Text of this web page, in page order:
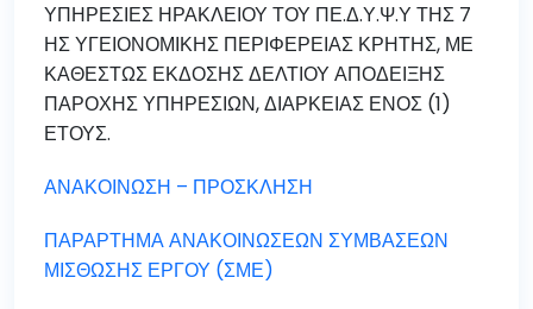
ΥΠΗΡΕΣΙΕΣ ΗΡΑΚΛΕΙΟΥ ΤΟΥ ΠΕ.Δ.Υ.Ψ.Υ ΤΗΣ 7
ΗΣ ΥΓΕΙΟΝΟΜΙΚΗΣ ΠΕΡΙΦΕΡΕΙΑΣ ΚΡΗΤΗΣ, ΜΕ
ΚΑΘΕΣΤΩΣ ΕΚΔΟΣΗΣ ΔΕΛΤΙΟΥ ΑΠΟΔΕΙΞΗΣ
ΠΑΡΟΧΗΣ ΥΠΗΡΕΣΙΩΝ, ΔΙΑΡΚΕΙΑΣ ΕΝΟΣ (1)
ΕΤΟΥΣ.
ΑΝΑΚΟΙΝΩΣΗ – ΠΡΟΣΚΛΗΣΗ
ΠΑΡΑΡΤΗΜΑ ΑΝΑΚΟΙΝΩΣΕΩΝ ΣΥΜΒΑΣΕΩΝ
ΜΙΣΘΩΣΗΣ ΕΡΓΟΥ (ΣΜΕ)